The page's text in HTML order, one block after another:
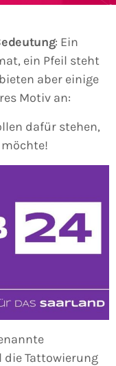
: Ein
ein Pfeil steht
aber einige
Motiv an:
dafür stehen,
möchte!
Tattowierung